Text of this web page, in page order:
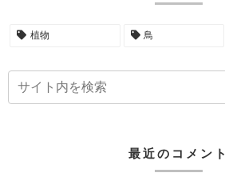
植物 鳥
最近のコメント